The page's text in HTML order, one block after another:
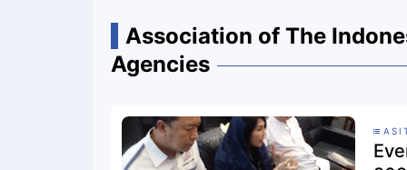
Association of The
Agencies